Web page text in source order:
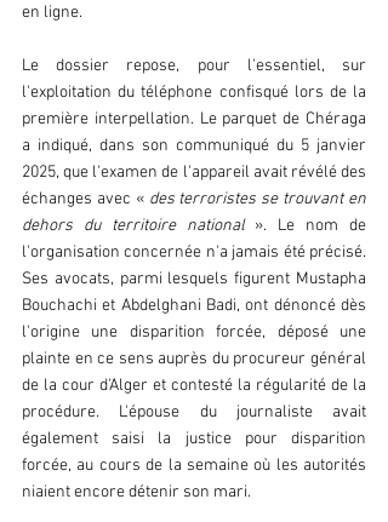
en ligne.
Le dossier repose, pour l'essentiel, sur
l'exploitation du téléphone confisqué lors de la
première interpellation. Le parquet de Chéraga
a indiqué, dans son communiqué du 5 janvier
2025, que l'examen de l'appareil avait révélé des
échanges avec « des terroristes se trouvant en
dehors du territoire national ». Le nom de
l'organisation concernée n'a jamais été précisé.
Ses avocats, parmi lesquels figurent Mustapha
Bouchachi et Abdelghani Badi, ont dénoncé dès
l'origine une disparition forcée, déposé une
plainte en ce sens auprès du procureur général
de la cour d'Alger et contesté la régularité de la
procédure. L'épouse du journaliste avait
également saisi la justice pour disparition
forcée, au cours de la semaine où les autorités
niaient encore détenir son mari.